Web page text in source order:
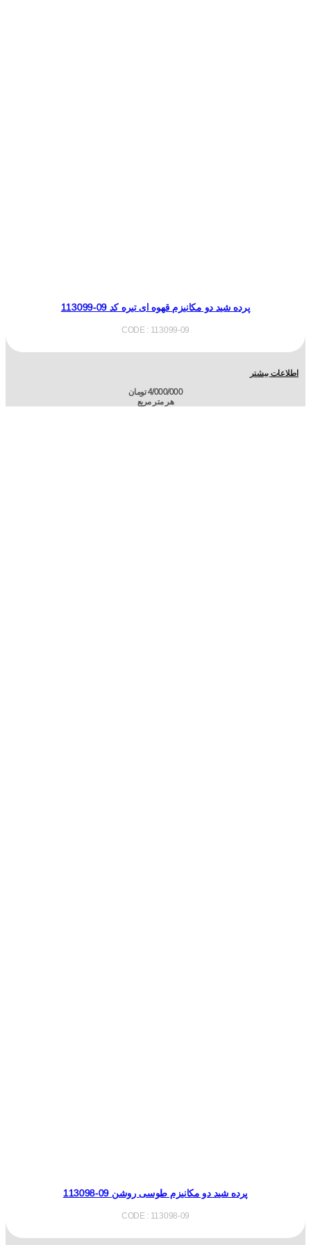
پرده شید دو مکانیزم قهوه ای تیره کد 09-113099
CODE : 113099-09
اطلاعات بیشتر
4/000/000تومان
هر متر مربع
پرده شید دو مکانیزم طوسی روشن 09-113098
CODE : 113098-09